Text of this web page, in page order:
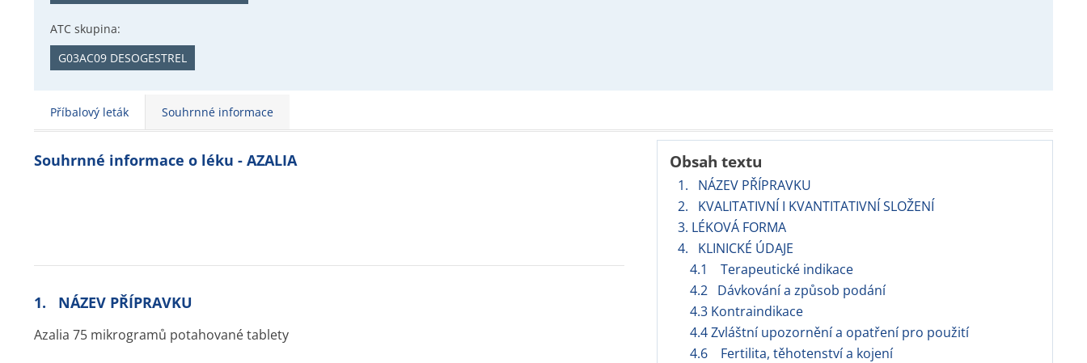
ATC skupina:
G03AC09 DESOGESTREL
Příbalový leták Souhrnné informace
Obsah textu
1. NÁZEV PŘÍPRAVKU
2. KVALITATIVNÍ I KVANTITATIVNÍ SLOŽENÍ
3. LÉKOVÁ FORMA
4. KLINICKÉ ÚDAJE
4.1 Terapeutické indikace
4.2 Dávkování a způsob podání
4.3 Kontraindikace
4.4 Zvláštní upozornění a opatření pro použití
4.6 Fertilita, těhotenství a kojení
Souhrnné informace o léku - AZALIA
1. NÁZEV PŘÍPRAVKU
Azalia 75 mikrogramů potahované tablety